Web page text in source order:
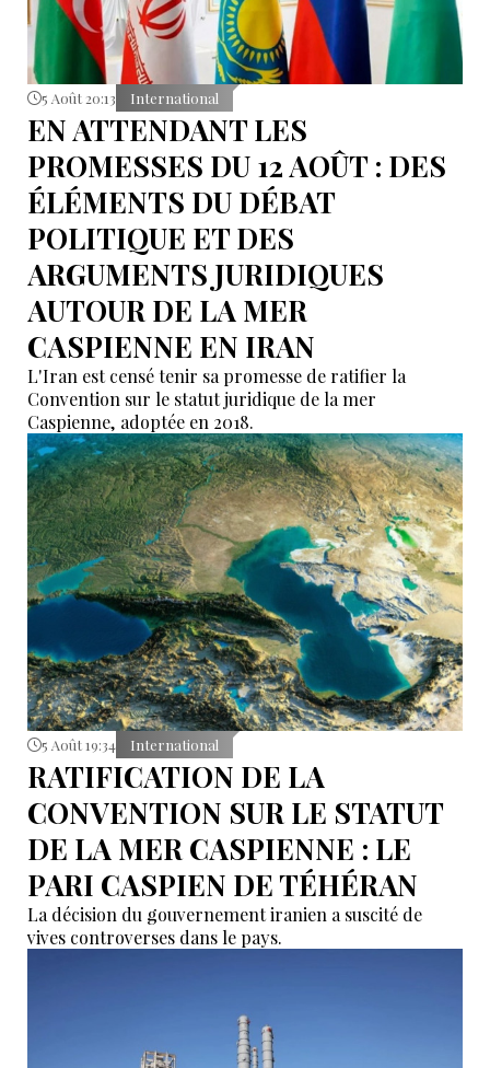
5 Août 20:13 International
EN ATTENDANT LES
PROMESSES DU 12 AOÛT : DES
ÉLÉMENTS DU DÉBAT
POLITIQUE ET DES
ARGUMENTS JURIDIQUES
AUTOUR DE LA MER
CASPIENNE EN IRAN
L'Iran est censé tenir sa promesse de ratifier la
Convention sur le statut juridique de la mer
Caspienne, adoptée en 2018.
5 Août 19:34 International
RATIFICATION DE LA
CONVENTION SUR LE STATUT
DE LA MER CASPIENNE : LE
PARI CASPIEN DE TÉHÉRAN
La décision du gouvernement iranien a suscité de
vives controverses dans le pays.